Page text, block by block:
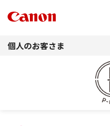
個人のお客さま